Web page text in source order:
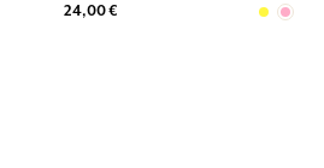
24,00 €